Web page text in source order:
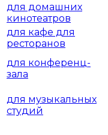
для домашних
кинотеатров
для кафе для
ресторанов
для конференц-
зала
для музыкальных
студий